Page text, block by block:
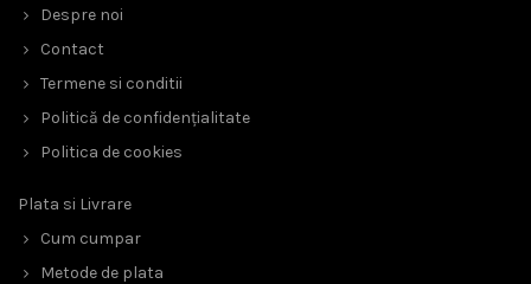
Despre noi
Contact
Termene si conditii
Politică de confidențialitate
Politica de cookies
Plata si Livrare
Cum cumpar
Metode de plata